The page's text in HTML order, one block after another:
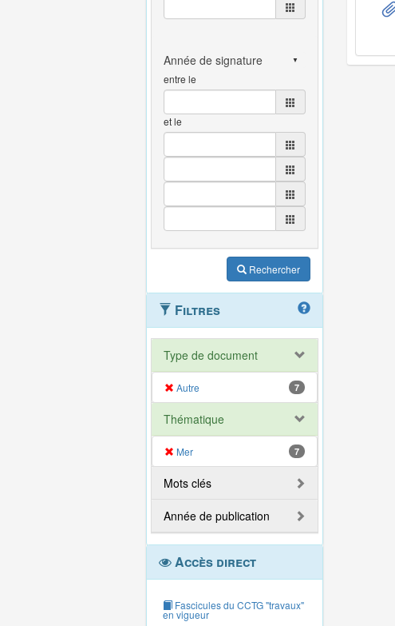
entre le
et le
Rechercher
Filtres
Type de document
Autre 7
Thématique
Mer 7
Mots clés
Année de publication
Accès direct
Fascicules du CCTG "travaux"
en vigueur